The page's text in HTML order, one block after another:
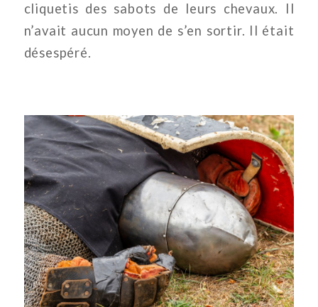
cliquetis des sabots de leurs chevaux. Il
n’avait aucun moyen de s’en sortir. Il était
désespéré.